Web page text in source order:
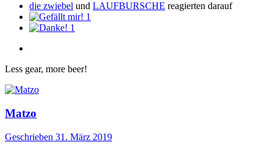
die zwiebel und LAUFBURSCHE reagierten darauf
1
1
Less gear, more beer!
Matzo
Geschrieben 31. März 2019